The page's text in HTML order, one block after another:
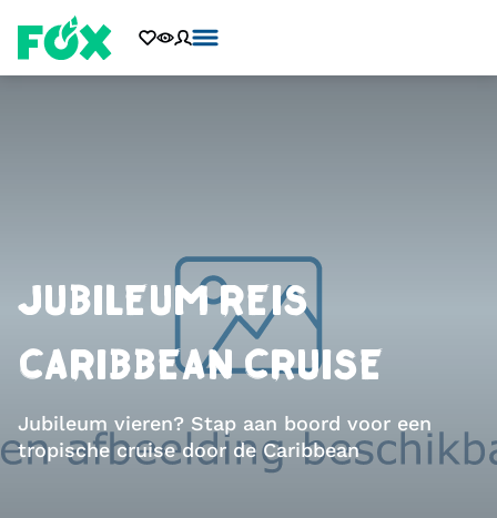
JUBILEUM REIS
CARIBBEAN CRUISE
Jubileum vieren? Stap aan boord voor een
tropische cruise door de Caribbean